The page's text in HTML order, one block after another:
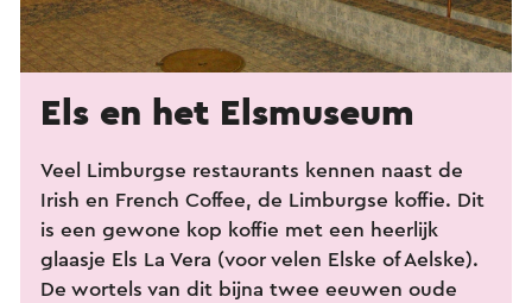
Els en het Elsmuseum
Veel Limburgse restaurants kennen naast de
Irish en French Coffee, de Limburgse koffie. Dit
is een gewone kop koffie met een heerlijk
glaasje Els La Vera (voor velen Elske of Aelske).
De wortels van dit bijna twee eeuwen oude